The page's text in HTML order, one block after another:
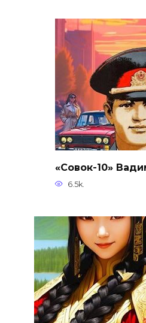
«Совок-10»
6.5k.